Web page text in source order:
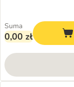
Suma
0,00 zł